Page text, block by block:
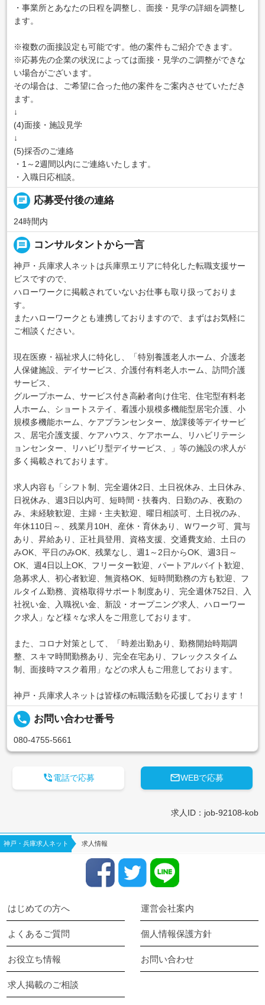
・事業所とあなたの日程を調整し、面接・見学の詳細を調整し
ます。
※複数の面接設定も可能です。他の案件もご紹介できます。
※応募先の企業の状況によっては面接・見学のご調整ができな
い場合がございます。
その場合は、ご希望に合った他の案件をご案内させていただき
ます。
↓
(4)面接・施設見学
↓
(5)採否のご連絡
・1～2週間以内にご連絡いたします。
・入職日応相談。
chat 応募受付後の連絡
24時間内
message コンサルタントから一言
神戸・兵庫求人ネットは兵庫県エリアに特化した転職支援サー
ビスですので、
ハローワークに掲載されていないお仕事も取り扱っておりま
す。
またハローワークとも連携しておりますので、まずはお気軽に
ご相談ください。
現在医療・福祉求人に特化し、「特別養護老人ホーム、介護老
人保健施設、デイサービス、介護付有料老人ホーム、訪問介護
サービス、
グループホーム、サービス付き高齢者向け住宅、住宅型有料老
人ホーム、ショートステイ、看護小規模多機能型居宅介護、小
規模多機能ホーム、ケアプランセンター、放課後等デイサービ
ス、居宅介護支援、ケアハウス、ケアホーム、リハビリテーシ
ョンセンター、リハビリ型デイサービス、」等の施設の求人が
多く掲載されております。
求人内容も「シフト制、完全週休2日、土日祝休み、土日休み、
日祝休み、週3日以内可、短時間・扶養内、日勤のみ、夜勤の
み、未経験歓迎、主婦・主夫歓迎、曜日相談可、土日祝のみ、
年休110日～、残業月10H、産休・育休あり、Ｗワーク可、賞与
あり、昇給あり、正社員登用、資格支援、交通費支給、土日の
みOK、平日のみOK、残業なし、週1～2日からOK、週3日～
OK、週4日以上OK、フリーター歓迎、パートアルバイト歓迎、
急募求人、初心者歓迎、無資格OK、短時間勤務の方も歓迎、フ
ルタイム勤務、資格取得サポート制度あり、完全週休752日、入
社祝い金、入職祝い金、新設・オープニング求人、ハローワー
ク求人」など様々な求人をご用意しております。
また、コロナ対策として、「時差出勤あり、勤務開始時期調
整、スキマ時間勤務あり、完全在宅あり、フレックスタイム
制、面接時マスク着用」などの求人もご用意しております。
神戸・兵庫求人ネットは皆様の転職活動を応援しております！
local_phone お問い合わせ番号
080-4755-5661
WEBで応募
電話で応募
求人ID：job-92108-kob
神戸・兵庫求人ネット 求人情報
はじめての方へ 運営会社案内
よくあるご質問 個人情報保護方針
お役立ち情報 お問い合わせ
求人掲載のご相談